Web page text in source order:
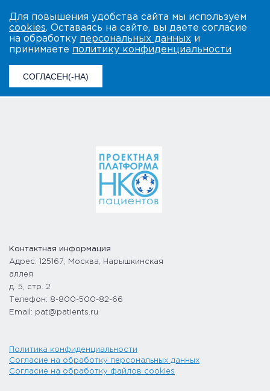
Для повышения удобства сайта мы используем
cookies. Оставаясь на сайте, вы даете согласие
на обработку персональных данных и
принимаете политику конфиденциальности
СОГЛАСЕН(-НА)
Контактная информация
Адрес: 125167, Москва, Нарышкинская
аллея
д. 5, стр. 2
Телефон: 8-800-500-82-66
Email: pat@patients.ru
Политика конфиденциальности
Согласие на обработку персональных данных
Согласие на обработку файлов cookies